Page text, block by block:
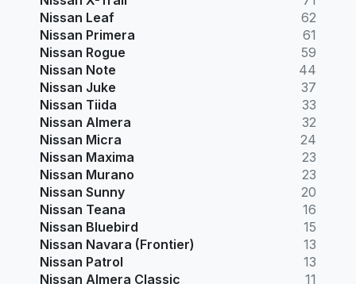
Nissan Leaf
62
Nissan Primera
61
Nissan Rogue
59
Nissan Note
44
Nissan Juke
37
Nissan Tiida
33
Nissan Almera
32
Nissan Micra
24
Nissan Maxima
23
Nissan Murano
23
Nissan Sunny
20
Nissan Teana
16
Nissan Bluebird
15
Nissan Navara (Frontier)
13
Nissan Patrol
13
Nissan Almera Classic
11